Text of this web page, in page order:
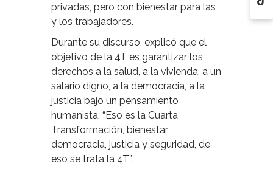
privadas, pero con bienestar para las
y los trabajadores.
Durante su discurso, explicó que el
objetivo de la 4T es garantizar los
derechos a la salud, a la vivienda, a un
salario digno, a la democracia, a la
justicia bajo un pensamiento
humanista. “Eso es la Cuarta
Transformación, bienestar,
democracia, justicia y seguridad, de
eso se trata la 4T”.